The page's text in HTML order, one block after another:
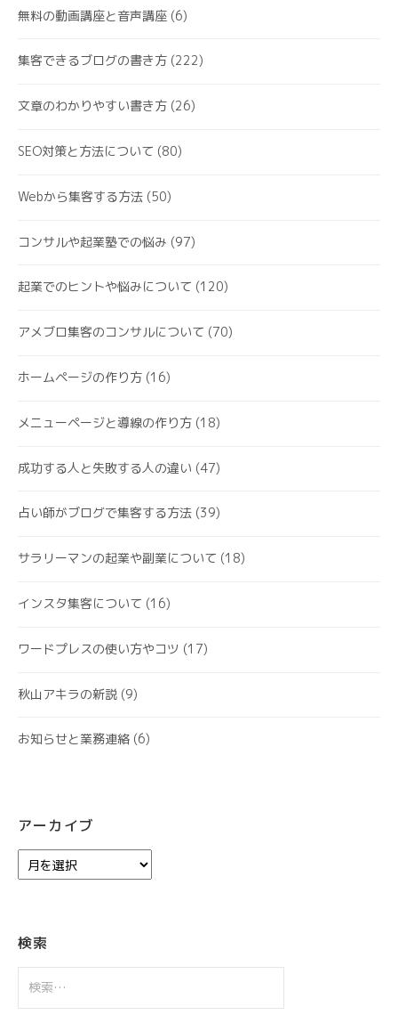
無料の動画講座と音声講座 (6)
集客できるブログの書き方 (222)
文章のわかりやすい書き方 (26)
SEO対策と方法について (80)
Webから集客する方法 (50)
コンサルや起業塾での悩み (97)
起業でのヒントや悩みについて (120)
アメブロ集客のコンサルについて (70)
ホームページの作り方 (16)
メニューページと導線の作り方 (18)
成功する人と失敗する人の違い (47)
占い師がブログで集客する方法 (39)
サラリーマンの起業や副業について (18)
インスタ集客について (16)
ワードプレスの使い方やコツ (17)
秋山アキラの新説 (9)
お知らせと業務連絡 (6)
アーカイブ
ー
ブ
検索
索: